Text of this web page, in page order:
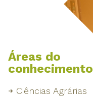
Áreas do
conhecimento
Ciências Agrárias